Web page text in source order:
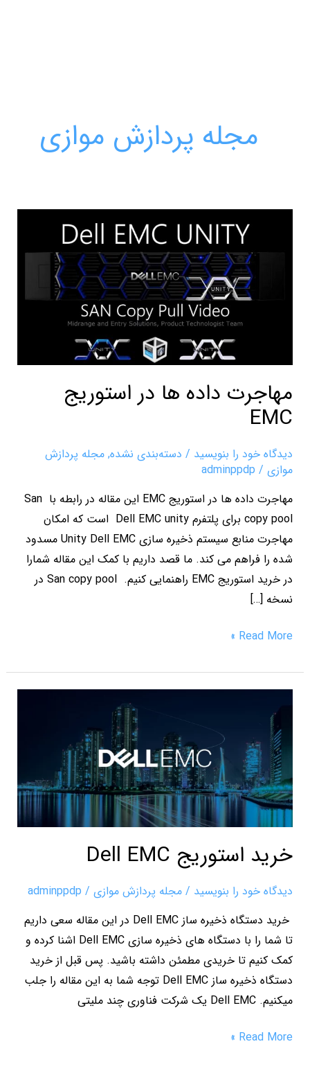
مجله پردازش موازی
مهاجرت داده ها در استوریج
EMC
دیدگاه‌ خود را بنویسید / دسته‌بندی نشده, مجله پردازش
موازی/
adminppdp
مهاجرت داده ها در استوریج EMC این مقاله در رابطه با San
copy pool برای پلتفرم Dell EMC unity است که امکان
مهاجرت منابع سیستم ذخیره سازی Unity Dell EMC مسدود
شده را فراهم می کند. ما قصد داریم با کمک این مقاله شمارا
در خرید استوریج EMC راهنمایی کنیم. San copy pool در
نسخه […]
Read More »
خرید استوریج Dell EMC
دیدگاه‌ خود را بنویسید / مجله پردازش موازی/
adminppdp
خرید دستگاه ذخیره ساز Dell EMC در این مقاله سعی داریم
تا شما را با دستگاه های ذخیره سازی Dell EMC اشنا کرده و
کمک کنیم تا خریدی مطمئن داشته باشید. پس قبل از خرید
دستگاه ذخیره ساز Dell EMC توجه شما به این مقاله را جلب
میکنیم. Dell EMC یک شرکت فناوری چند ملیتی
استوریج
Dell
EMC
Read More »